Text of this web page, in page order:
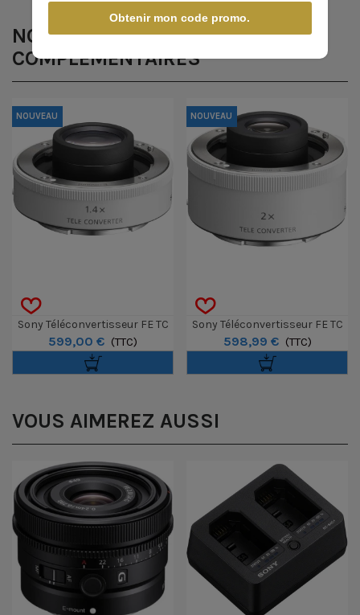
NOS PRODUITS
COMPLÉMENTAIRES
NOUVEAU
Sony Téléconvertisseur FE TC
1.4x
599,00 € (TTC)
NOUVEAU
Sony Téléconvertisseur FE TC
2x
598,99 € (TTC)
VOUS AIMEREZ AUSSI
Obtenir mon code promo.